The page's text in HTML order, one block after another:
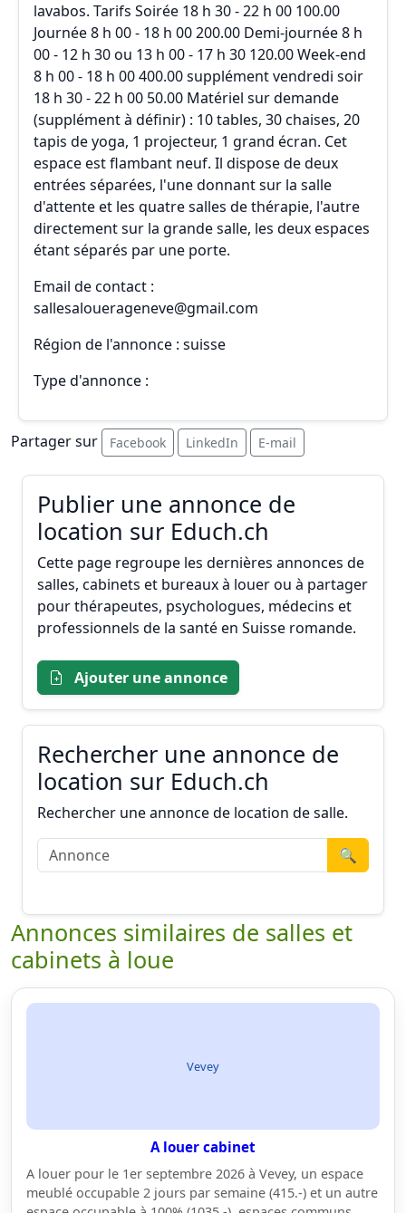
lavabos. Tarifs Soirée 18 h 30 - 22 h 00 100.00
Journée 8 h 00 - 18 h 00 200.00 Demi-journée 8 h
00 - 12 h 30 ou 13 h 00 - 17 h 30 120.00 Week-end
8 h 00 - 18 h 00 400.00 supplément vendredi soir
18 h 30 - 22 h 00 50.00 Matériel sur demande
(supplément à définir) : 10 tables, 30 chaises, 20
tapis de yoga, 1 projecteur, 1 grand écran. Cet
espace est flambant neuf. Il dispose de deux
entrées séparées, l'une donnant sur la salle
d'attente et les quatre salles de thérapie, l'autre
directement sur la grande salle, les deux espaces
étant séparés par une porte.
Email de contact :
sallesalouerageneve@gmail.com
Région de l'annonce : suisse
Type d'annonce :
Partager sur Facebook LinkedIn E-mail
Publier une annonce de
location sur Educh.ch
Cette page regroupe les dernières annonces de
salles, cabinets et bureaux à louer ou à partager
pour thérapeutes, psychologues, médecins et
professionnels de la santé en Suisse romande.
Ajouter une annonce
Rechercher une annonce de
location sur Educh.ch
Rechercher une annonce de location de salle.
🔍
Annonces similaires de salles et
cabinets à loue
Vevey
A louer cabinet
A louer pour le 1er septembre 2026 à Vevey, un espace
meublé occupable 2 jours par semaine (415.-) et un autre